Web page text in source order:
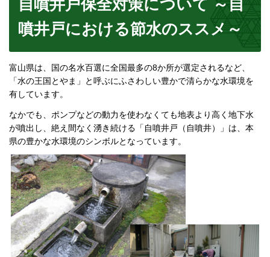
自噴井戸保全対策について ～自
噴井戸における節水のススメ～
富山県は、国の名水百選に全国最多の8か所が選定されるなど、
「水の王国とやま」と呼ぶにふさわしい豊かで清らかな水環境を
有しています。
なかでも、ポンプなどの動力を使わなくても地表より高く地下水
が噴出し、絶え間なく湧き続ける「自噴井戸（自噴井）」は、本
県の豊かな水環境のシンボルとなっています。